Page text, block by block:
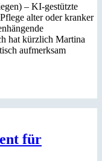
– KI-gestützte
alter oder kranker
hat kürzlich Martina
aufmerksam
für